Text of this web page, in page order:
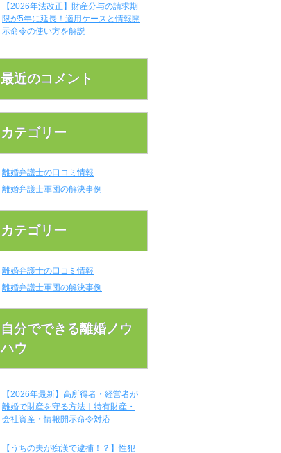
【2026年法改正】財産分与の請求期
限が5年に延長！適用ケースと情報開
示命令の使い方を解説
最近のコメント
カテゴリー
離婚弁護士の口コミ情報
離婚弁護士軍団の解決事例
カテゴリー
離婚弁護士の口コミ情報
離婚弁護士軍団の解決事例
自分でできる離婚ノウ
ハウ
【2026年最新】高所得者・経営者が
離婚で財産を守る方法｜特有財産・
会社資産・情報開示命令対応
【うちの夫が痴漢で逮捕！？】性犯